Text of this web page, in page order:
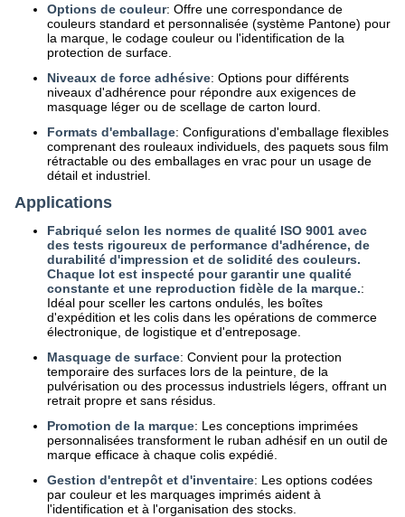
Options de couleur: Offre une correspondance de
couleurs standard et personnalisée (système Pantone) pour
la marque, le codage couleur ou l'identification de la
protection de surface.
Niveaux de force adhésive: Options pour différents
niveaux d'adhérence pour répondre aux exigences de
masquage léger ou de scellage de carton lourd.
Formats d'emballage: Configurations d'emballage flexibles
comprenant des rouleaux individuels, des paquets sous film
rétractable ou des emballages en vrac pour un usage de
détail et industriel.
Applications
Fabriqué selon les normes de qualité ISO 9001 avec
des tests rigoureux de performance d'adhérence, de
durabilité d'impression et de solidité des couleurs.
Chaque lot est inspecté pour garantir une qualité
constante et une reproduction fidèle de la marque.:
Idéal pour sceller les cartons ondulés, les boîtes
d'expédition et les colis dans les opérations de commerce
électronique, de logistique et d'entreposage.
Masquage de surface: Convient pour la protection
temporaire des surfaces lors de la peinture, de la
pulvérisation ou des processus industriels légers, offrant un
retrait propre et sans résidus.
Promotion de la marque: Les conceptions imprimées
personnalisées transforment le ruban adhésif en un outil de
marque efficace à chaque colis expédié.
Gestion d'entrepôt et d'inventaire: Les options codées
par couleur et les marquages imprimés aident à
l'identification et à l'organisation des stocks.